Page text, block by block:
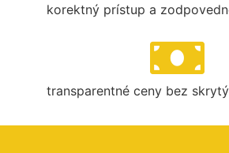
korektný prístup a
transparentné ceny bez